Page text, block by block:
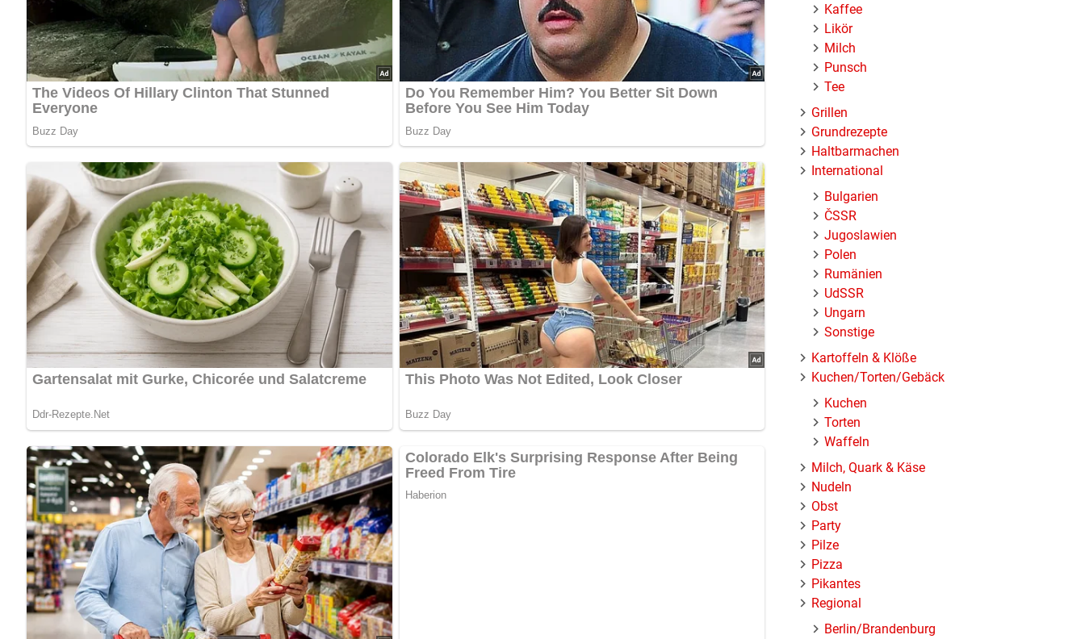
Kaffee
Likör
Milch
Punsch
Tee
Grillen
Grundrezepte
Haltbarmachen
International
Bulgarien
ČSSR
Jugoslawien
Polen
Rumänien
UdSSR
Ungarn
Sonstige
Kartoffeln & Klöße
Kuchen/Torten/Gebäck
Kuchen
Torten
Waffeln
Milch, Quark & Käse
Nudeln
Obst
Party
Pilze
Pizza
Pikantes
Regional
Berlin/Brandenburg